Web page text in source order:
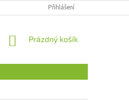
Přihlášení
NÁKUPNÍ
Prázdný košík